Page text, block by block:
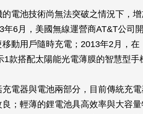
的電池技術尚無法突破之情況下，
年6月，美國無線運營商AT&T公司
動用戶隨時充電；2013年2月，
1款搭配太陽能光電薄膜的智慧型手
電器與電池兩部分，目前傳統充
；輕薄的鋰電池具高效率與大容